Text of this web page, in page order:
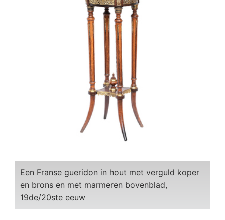
Een Franse gueridon in hout met verguld koper
en brons en met marmeren bovenblad,
19de/20ste eeuw